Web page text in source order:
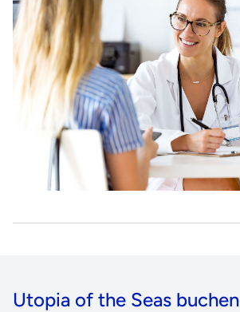
Utopia of the Seas buchen